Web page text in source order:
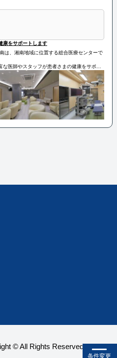
条件変更
康をサポートします
は、湘南地域に位置する総合医療センターで
医師やスタッフが患者さまの健康をサポー
まにとって利便性が高く、信頼される医療機
© All Rights Reserved.